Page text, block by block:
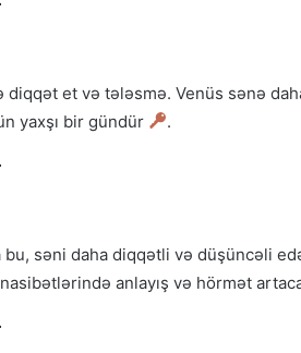
diqqət et və tələsmə. Venüs sənə
yaxşı bir gündür .
bu, səni daha diqqətli və düşüncəli
anlayış və hörmət